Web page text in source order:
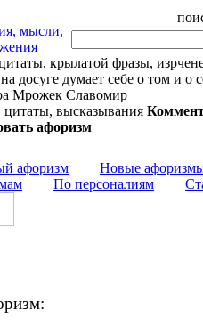
крылатой фразы,
досуге думает себе о том и о
Мрожек Славомир
афоризм
Новые
По персоналиям